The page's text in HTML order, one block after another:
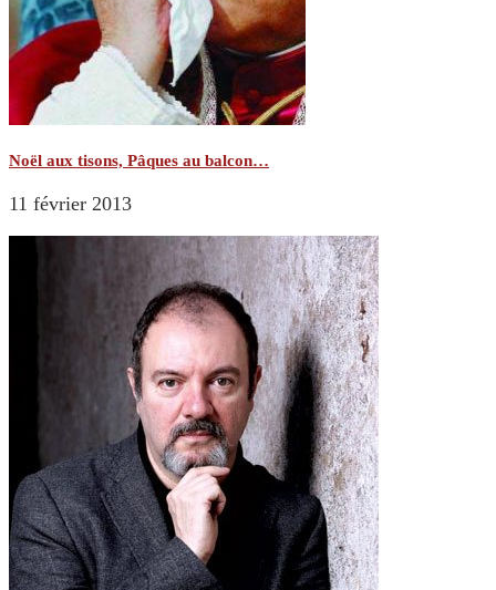
Noël aux tisons, Pâques au balcon…
11 février 2013